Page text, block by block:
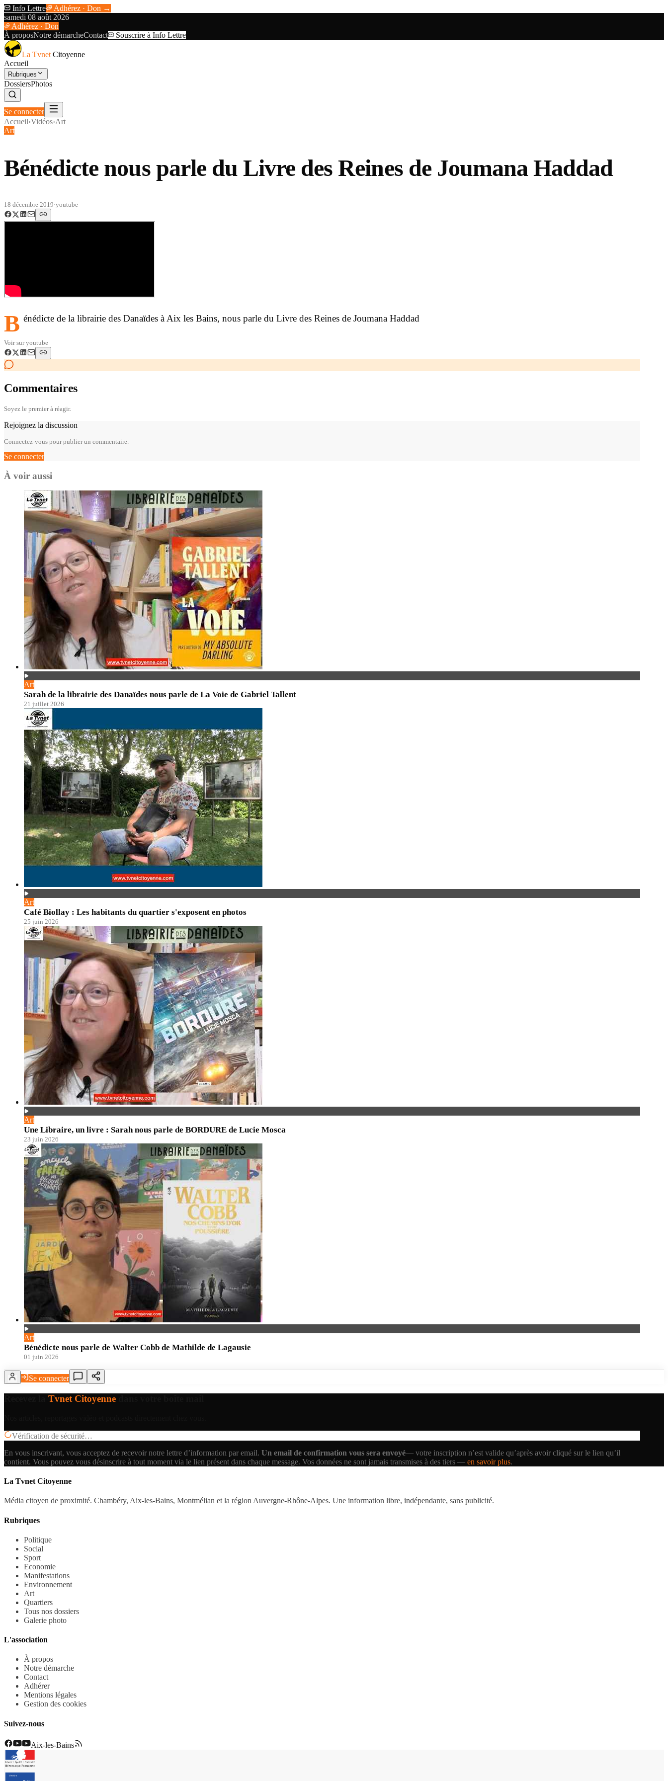
Info Lettre
Adhérez · Don →
samedi 08 août 2026
Adhérez · Don
À proposNotre démarcheContact Souscrire à Info Lettre
La Tvnet Citoyenne
Accueil
Rubriques
DossiersPhotos
Se connecter
Accueil›Vidéos›Art
Art
Bénédicte nous parle du Livre des Reines de Joumana Haddad
18 décembre 2019·youtube
B énédicte de la librairie des Danaïdes à Aix les Bains, nous parle du Livre des Reines de Joumana Haddad
Voir suryoutube
Commentaires
Soyez le premier à réagir.
Rejoignez la discussion
Connectez-vous pour publier un commentaire.
Se connecter
À voir aussi
Art
Sarah de la librairie des Danaïdes nous parle de La Voie de Gabriel Tallent
21 juillet 2026
Art
Café Biollay : Les habitants du quartier s'exposent en photos
25 juin 2026
Art
Une Libraire, un livre : Sarah nous parle de BORDURE de Lucie Mosca
23 juin 2026
Art
Bénédicte nous parle de Walter Cobb de Mathilde de Lagausie
01 juin 2026
Se connecter
Tvnet Citoyenne
Vérification de sécurité…
En vous inscrivant, vous acceptez de recevoir notre lettre d’information par email. Un email de confirmation vous sera envoyé— votre inscription n’est valide qu’après avoir cliqué sur le lien qu’il
contient. Vous pouvez vous désinscrire à tout moment via le lien présent dans chaque message. Vos données ne sont jamais transmises à des tiers — en savoir plus.
La Tvnet Citoyenne
Média citoyen de proximité. Chambéry, Aix-les-Bains, Montmélian et la région Auvergne-Rhône-Alpes. Une information libre, indépendante, sans publicité.
Rubriques
Politique
Social
Sport
Economie
Manifestations
Environnement
Art
Quartiers
Tous nos dossiers
Galerie photo
L'association
À propos
Notre démarche
Contact
Adhérer
Mentions légales
Gestion des cookies
Suivez-nous
Aix-les-Bains